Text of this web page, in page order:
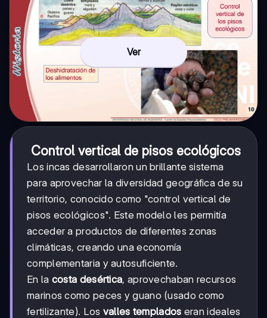
Ver
Control vertical de pisos ecológicos
Los incas desarrollaron un brillante sistema
para aprovechar la diversidad geográfica de su
territorio, conocido como "control vertical de
pisos ecológicos". Este modelo les permitía
acceder a productos de diferentes zonas
climáticas, creando una economía
complementaria y autosuficiente.
En la costa desértica, aprovechaban recursos
marinos como peces y guano (usado como
fertilizante). Los valles templados eran ideales